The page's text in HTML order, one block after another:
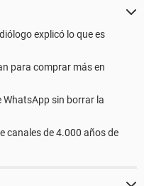
explicó lo que es
para comprar más en
WhatsApp sin borrar la
canales de 4.000 años de